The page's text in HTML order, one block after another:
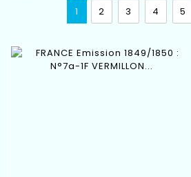
1
2 3 4 5